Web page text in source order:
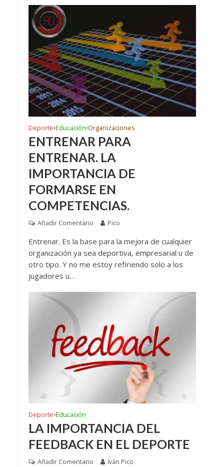
Deporte•Educación•Organizaciones
ENTRENAR PARA
ENTRENAR. LA
IMPORTANCIA DE
FORMARSE EN
COMPETENCIAS.
Añadir Comentario Pico
Entrenar. Es la base para la mejora de cualquier
organización ya sea deportiva, empresarial u de
otro tipo. Y no me estoy refiriendo solo a los
jugadores u...
Deporte•Educación
LA IMPORTANCIA DEL
FEEDBACK EN EL DEPORTE
Añadir Comentario Iván Pico